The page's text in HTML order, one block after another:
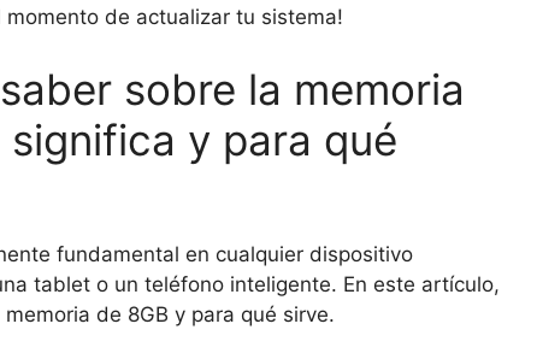
de actualizar tu sistema!
sobre la memoria
significa y para qué
fundamental en cualquier dispositivo
tablet o un teléfono inteligente. En este artículo,
de 8GB y para qué sirve.